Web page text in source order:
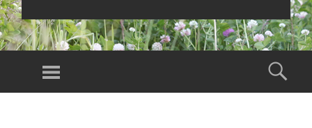
Valikko